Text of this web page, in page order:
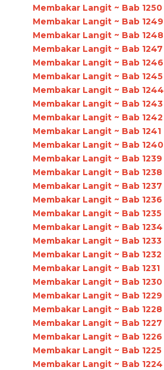
Membakar Langit ~ Bab 1250
Membakar Langit ~ Bab 1249
Membakar Langit ~ Bab 1248
Membakar Langit ~ Bab 1247
Membakar Langit ~ Bab 1246
Membakar Langit ~ Bab 1245
Membakar Langit ~ Bab 1244
Membakar Langit ~ Bab 1243
Membakar Langit ~ Bab 1242
Membakar Langit ~ Bab 1241
Membakar Langit ~ Bab 1240
Membakar Langit ~ Bab 1239
Membakar Langit ~ Bab 1238
Membakar Langit ~ Bab 1237
Membakar Langit ~ Bab 1236
Membakar Langit ~ Bab 1235
Membakar Langit ~ Bab 1234
Membakar Langit ~ Bab 1233
Membakar Langit ~ Bab 1232
Membakar Langit ~ Bab 1231
Membakar Langit ~ Bab 1230
Membakar Langit ~ Bab 1229
Membakar Langit ~ Bab 1228
Membakar Langit ~ Bab 1227
Membakar Langit ~ Bab 1226
Membakar Langit ~ Bab 1225
Membakar Langit ~ Bab 1224